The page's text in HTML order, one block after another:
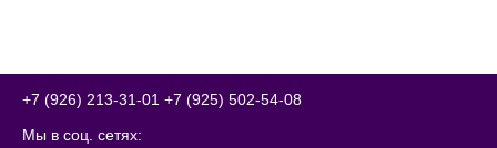
+7 (926) 213-31-01 +7 (925) 502-54-08
Мы в соц. сетях: